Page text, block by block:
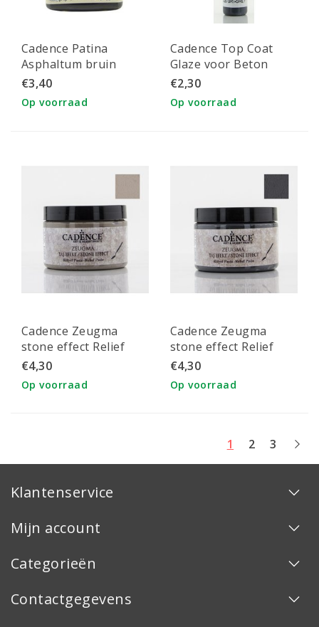
Cadence Patina
Asphaltum bruin
100ml
€3,40
Op voorraad
Cadence Top Coat
Glaze voor Beton
effect 25 ml Grijs
€2,30
Op voorraad
Cadence Zeugma
stone effect Relief
Pasta 150 ml Danea
€4,30
Op voorraad
Cadence Zeugma
stone effect Relief
Pasta 150 ml Ikaros
€4,30
Op voorraad
1 2 3
Klantenservice
Mijn account
Categorieën
Contactgegevens